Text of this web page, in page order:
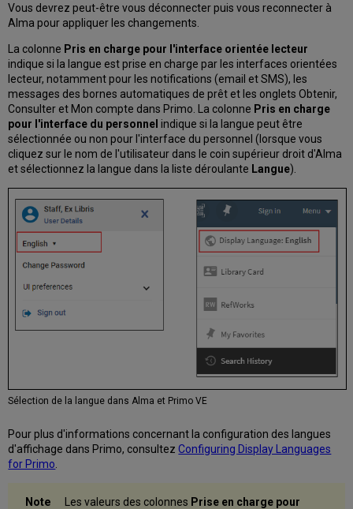
Vous devrez peut-être vous déconnecter puis vous reconnecter à
Alma pour appliquer les changements.
La colonne Pris en charge pour l'interface orientée lecteur
indique si la langue est prise en charge par les interfaces orientées
lecteur, notamment pour les notifications (email et SMS), les
messages des bornes automatiques de prêt et les onglets Obtenir,
Consulter et Mon compte dans Primo. La colonne Pris en charge
pour l'interface du personnel indique si la langue peut être
sélectionnée ou non pour l'interface du personnel (lorsque vous
cliquez sur le nom de l'utilisateur dans le coin supérieur droit d'Alma
et sélectionnez la langue dans la liste déroulante Langue).
Sélection de la langue dans Alma et Primo VE
Pour plus d'informations concernant la configuration des langues
d'affichage dans Primo, consultezConfiguring Display Languages
for Primo
Les valeurs des colonnes Prise en charge pour